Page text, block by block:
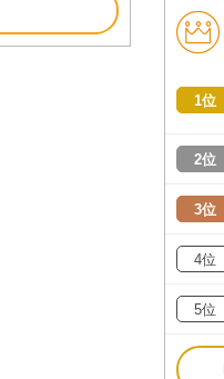
1位
2位
3位
4位
5位